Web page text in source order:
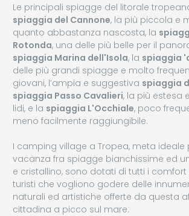
Le principali spiagge del litorale
spiaggia del Cannone, la più piccola e
quanto abbastanza nascosta, la
Rotonda, una delle più belle per il
spiaggia Marina dell'Isola, la spiaggia
delle più grandi spiagge e molto
giovani, l’ampia e suggestiva spiaggia
spiaggia Passo Cavalieri, la più estesa
lidi, e la spiaggia L'Occhiale, poco
meno facilmente raggiungibile.
I camping village a Tropea, meta ideale
vacanza fra spiagge bianchissime ed
e cristallino, sono dotati di tutti i
turisti che vogliono godere delle
naturali ed artistiche offerte da questa
cittadina a picco sul mare.